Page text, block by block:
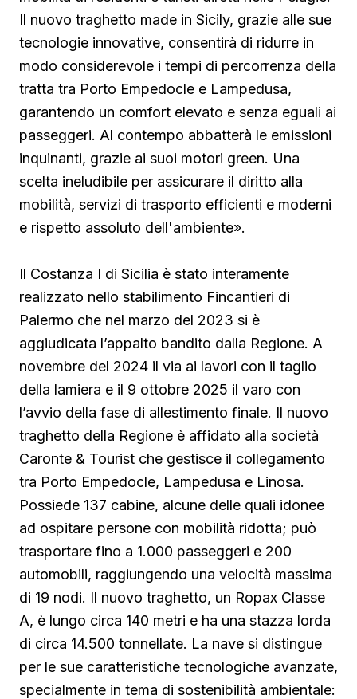
Il nuovo traghetto made in Sicily, grazie alle sue
tecnologie innovative, consentirà di ridurre in
modo considerevole i tempi di percorrenza della
tratta tra Porto Empedocle e Lampedusa,
garantendo un comfort elevato e senza eguali ai
passeggeri. Al contempo abbatterà le emissioni
inquinanti, grazie ai suoi motori green. Una
scelta ineludibile per assicurare il diritto alla
mobilità, servizi di trasporto efficienti e moderni
e rispetto assoluto dell'ambiente».
Il Costanza I di Sicilia è stato interamente
realizzato nello stabilimento Fincantieri di
Palermo che nel marzo del 2023 si è
aggiudicata l’appalto bandito dalla Regione. A
novembre del 2024 il via ai lavori con il taglio
della lamiera e il 9 ottobre 2025 il varo con
l’avvio della fase di allestimento finale. Il nuovo
traghetto della Regione è affidato alla società
Caronte & Tourist che gestisce il collegamento
tra Porto Empedocle, Lampedusa e Linosa.
Possiede 137 cabine, alcune delle quali idonee
ad ospitare persone con mobilità ridotta; può
trasportare fino a 1.000 passeggeri e 200
automobili, raggiungendo una velocità massima
di 19 nodi. Il nuovo traghetto, un Ropax Classe
A, è lungo circa 140 metri e ha una stazza lorda
di circa 14.500 tonnellate. La nave si distingue
per le sue caratteristiche tecnologiche avanzate,
specialmente in tema di sostenibilità ambientale: